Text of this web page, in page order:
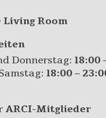
Room
Donnerstag: 18:00
18:00 –
ARCI-Mitglieder